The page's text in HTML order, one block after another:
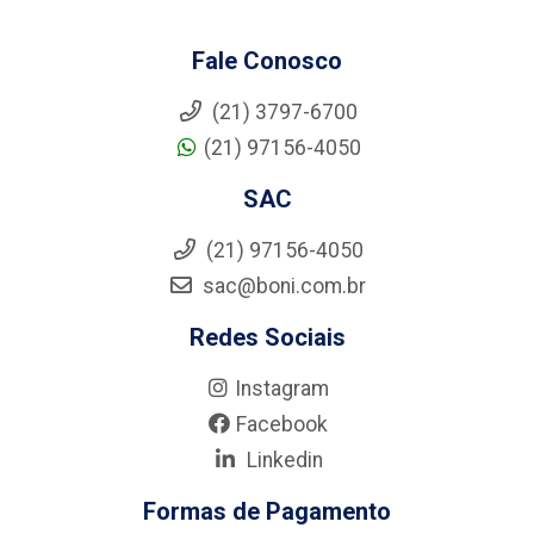
Fale Conosco
(21) 3797-6700
(21) 97156-4050
SAC
(21) 97156-4050
sac@boni.com.br
Redes Sociais
Instagram
Facebook
Linkedin
Formas de Pagamento